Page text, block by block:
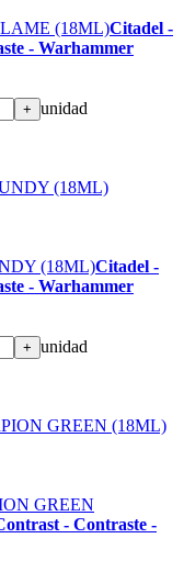
(18ML)Citadel -
- Warhammer
+ unidad
(18ML)Citadel -
- Warhammer
+ unidad
GREEN
- Contraste -